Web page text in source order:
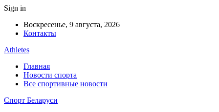
Sign in
Воскресенье, 9 августа, 2026
Контакты
Athletes
Главная
Новости спорта
Все спортивные новости
Спорт Беларуси